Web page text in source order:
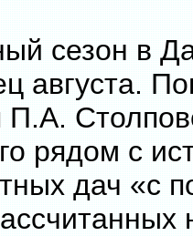
сезон в
августа.
П.А.
рядом с
дач «с